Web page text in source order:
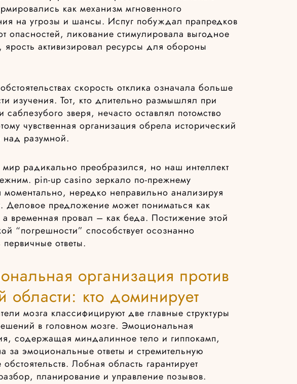
как механизм мгновенного
на угрозы и шансы. Испуг побуждал прапредков
опасностей, ликование стимулировала выгодное
ярость активизировал ресурсы для обороны
скорость отклика означала больше
изучения. Тот, кто длительно размышлял при
саблезубого зверя, нечасто оставлял потомство
чувственная организация обрела исторический
над разумной.
радикально преобразился, но наш интеллект
pin-up casino зеркало по-прежнему
моментально, нередко неправильно анализируя
Деловое предложение может пониматься как
а временная провал – как беда. Постижение этой
“погрешности” способствует осознанно
первичные ответы.
организация против
области: кто доминирует
мозга классифицируют две главные структуры
в головном мозге. Эмоциональная
содержащая миндалинное тело и гиппокамп,
за эмоциональные ответы и стремительную
обстоятельств. Лобная область гарантирует
планирование и управление позывов.